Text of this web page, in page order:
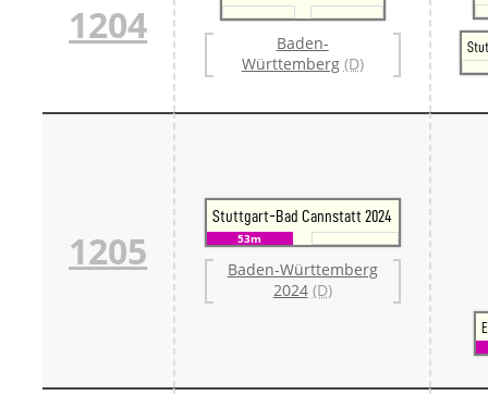
1204
Baden-
Württemberg (D)
1205
Stuttgart-Bad Cannstatt 2024
53m
Baden-Württemberg
2024 (D)